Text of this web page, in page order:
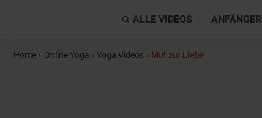
ALLE VIDEOS ANFÄNGER
Home › Online Yoga › Yoga Videos › Mut zur Liebe